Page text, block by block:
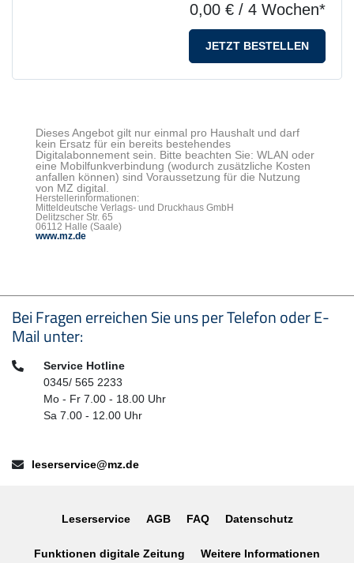
0,00 € / 4 Wochen*
JETZT BESTELLEN
Dieses Angebot gilt nur einmal pro Haushalt und darf
kein Ersatz für ein bereits bestehendes
Digitalabonnement sein. Bitte beachten Sie: WLAN oder
eine Mobilfunkverbindung (wodurch zusätzliche Kosten
anfallen können) sind Voraussetzung für die Nutzung
von MZ digital.
Herstellerinformationen:
Mitteldeutsche Verlags- und Druckhaus GmbH
Delitzscher Str. 65
06112 Halle (Saale)
www.mz.de
Seitenfußbereich
Bei Fragen erreichen Sie uns per Telefon oder E-
Mail unter:
Telefon:Service Hotline
0345/ 565 2233
Mo - Fr 7.00 - 18.00 Uhr
Sa 7.00 - 12.00 Uhr
E-Mail:leserservice@mz.de
Leserservice AGB FAQ Datenschutz
Funktionen digitale Zeitung Weitere Informationen